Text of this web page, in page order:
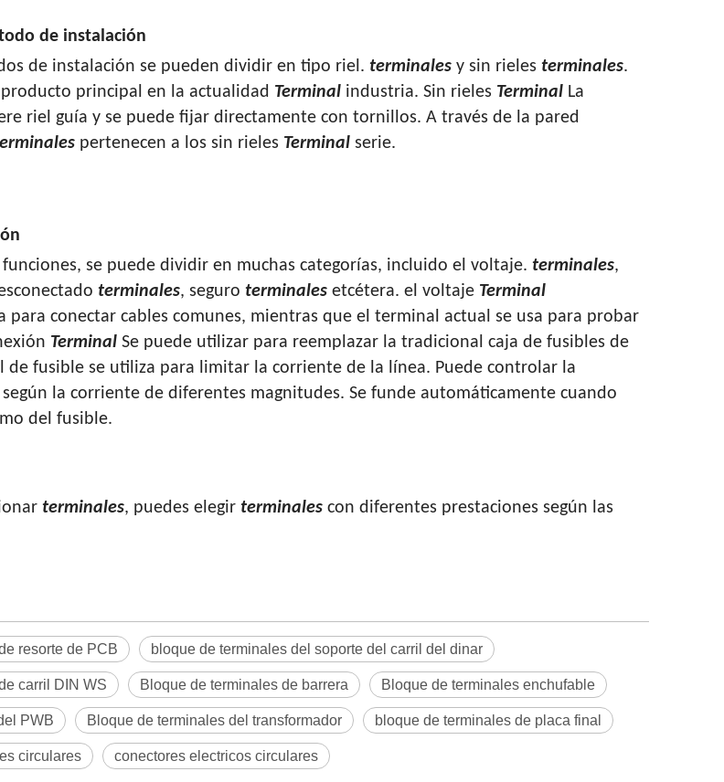
de instalación
de instalación se pueden dividir en tipo riel. terminales y sin rieles terminales.
principal en la actualidad Terminal industria. Sin rieles Terminal La
riel guía y se puede fijar directamente con tornillos. A través de la pared
pertenecen a los sin rieles Terminal serie.
se puede dividir en muchas categorías, incluido el voltaje. terminales,
terminales, seguro terminales etcétera. el voltaje Terminal
para conectar cables comunes, mientras que el terminal actual se usa para probar
Terminal Se puede utilizar para reemplazar la tradicional caja de fusibles de
de fusible se utiliza para limitar la corriente de la línea. Puede controlar la
la corriente de diferentes magnitudes. Se funde automáticamente cuando
del fusible.
terminales, puedes elegir terminales con diferentes prestaciones según las
resorte de PCB bloque de terminales del soporte del carril del dinar
carril DIN WS Bloque de terminales de barrera Bloque de terminales enchufable
PWB Bloque de terminales del transformador bloque de terminales de placa final
circulares conectores electricos circulares